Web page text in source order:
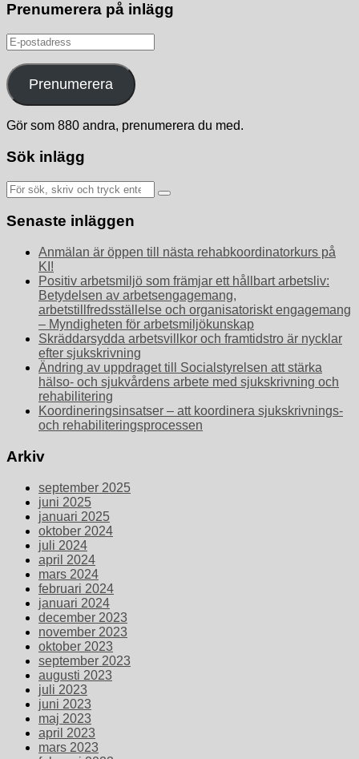
Prenumerera på inlägg
E-
postadress
Prenumerera
Gör som 880 andra, prenumerera du med.
Sök inlägg
Sök
efter:
Senaste inläggen
Anmälan är öppen till nästa rehabkoordinatorkurs på
KI!
Positiv arbetsmiljö som främjar ett hållbart arbetsliv:
Betydelsen av arbetsengagemang,
arbetstillfredsställelse och organisatoriskt engagemang
– Myndigheten för arbetsmiljökunskap
Skräddarsydda arbetsvillkor och framtidstro är nycklar
efter sjukskrivning
Ändring av uppdraget till Socialstyrelsen att stärka
hälso- och sjukvårdens arbete med sjukskrivning och
rehabilitering
Koordineringsinsatser – att koordinera sjukskrivnings-
och rehabiliteringsprocessen
Arkiv
september 2025
juni 2025
januari 2025
oktober 2024
juli 2024
april 2024
mars 2024
februari 2024
januari 2024
december 2023
november 2023
oktober 2023
september 2023
augusti 2023
juli 2023
juni 2023
maj 2023
april 2023
mars 2023